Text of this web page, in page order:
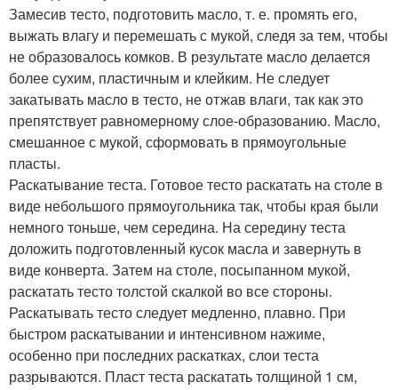
Замесив тесто, подготовить масло, т. е. промять его,
выжать влагу и перемешать с мукой, следя за тем, чтобы
не образовалось комков. В результате масло делается
более сухим, пластичным и клейким. Не следует
закатывать масло в тесто, не отжав влаги, так как это
препятствует равномерному слое-образованию. Масло,
смешанное с мукой, сформовать в прямоугольные
пласты.
Раскатывание теста. Готовое тесто раскатать на столе в
виде небольшого прямоугольника так, чтобы края были
немного тоньше, чем середина. На середину теста
доложить подготовленный кусок масла и завернуть в
виде конверта. Затем на столе, посыпанном мукой,
раскатать тесто толстой скалкой во все стороны.
Раскатывать тесто следует медленно, плавно. При
быстром раскатывании и интенсивном нажиме,
особенно при последних раскатках, слои теста
разрываются. Пласт теста раскатать толщиной 1 см,